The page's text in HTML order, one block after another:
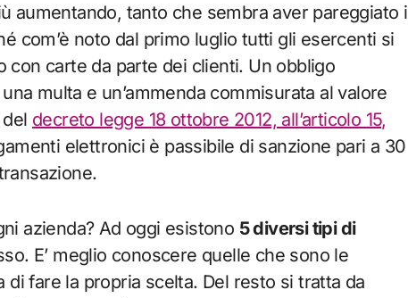
aumentando, tanto che sembra aver pareggiato i
com’è noto dal primo luglio tutti gli esercenti si
con carte da parte dei clienti. Un obbligo
multa e un’ammenda commisurata al valore
decreto legge 18 ottobre 2012, all’articolo 15,
elettronici è passibile di sanzione pari a 30
azienda? Ad oggi esistono 5 diversi tipi di
E’ meglio conoscere quelle che sono le
fare la propria scelta. Del resto si tratta da